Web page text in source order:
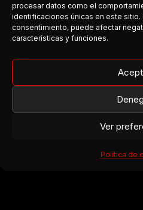
procesar datos como el
identificaciones únicas en este sitio.
consentimiento, puede afectar
características y funciones.
Ver
Política de
COSTA
Medio independiente dedicado
¿Tienes